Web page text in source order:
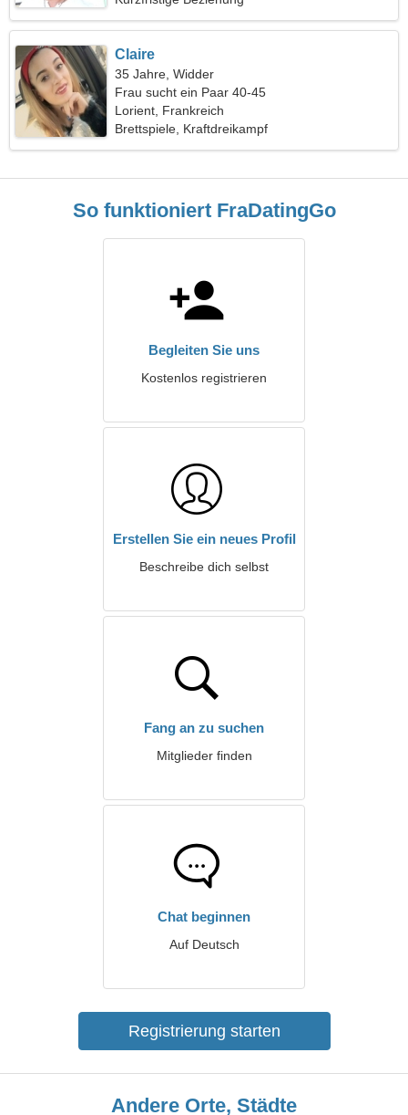
Claire
35 Jahre, Widder
Frau sucht ein Paar 40-45
Lorient, Frankreich
Brettspiele, Kraftdreikampf
So funktioniert FraDatingGo
Begleiten Sie uns
Kostenlos registrieren
Erstellen Sie ein neues Profil
Beschreibe dich selbst
Fang an zu suchen
Mitglieder finden
Chat beginnen
Auf Deutsch
Registrierung starten
Andere Orte, Städte